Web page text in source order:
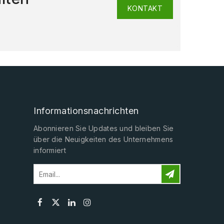
KONTAKT
Informationsnachrichten
Abonnieren Sie Updates und bleiben Sie
über die Neuigkeiten des Unternehmens
informiert